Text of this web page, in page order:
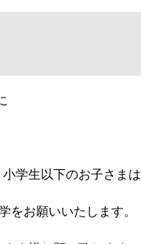
学生以下のお子さまは
お願いいたします。